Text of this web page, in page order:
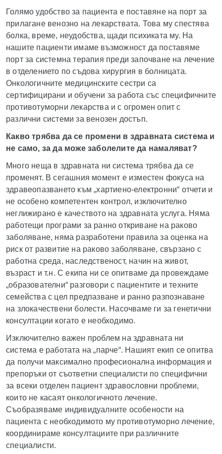
Голямо удобство за пациента е поставяне на порт за
прилагане венозно на лекарствата. Това му спестява
болка, време, неудобства, щади психиката му. На
нашите пациенти имаме възможност да поставяме
порт за системна терапия преди започване на лечение
в отделението по съдова хирургия в болницата.
Онкологичните медицинските сестри са
сертифицирани и обучени за работа със специфичните
противотуморни лекарства и с огромен опит с
различни системи за венозен достъп.
Какво трябва да се промени в здравната система и
не само, за да може заболелите да намаляват?
Много неща в здравната ни система трябва да се
променят. В сегашния момент е изместен фокуса на
здравеопазването към „хартиено-електронни“ отчети и
не особено компетентен контрол, изключително
неглижирано е качеството на здравната услуга. Няма
работещи програми за ранно откриване на раково
заболяване, няма разработени правила за оценка на
риск от развитие на раково заболяване, свързано с
работна среда, наследственост, начин на живот,
възраст и т.н. С екипа ни се опитваме да провеждаме
„образователни“ разговори с пациентите и техните
семейства с цел предпазване и ранно разпознаване
на злокачествени болести. Насочваме ги за генетични
консултации когато е необходимо.
Изключително важен проблем на здравната ни
система е работата на „парче“. Нашият екип се опитва
да получи максимално професионална информация и
препоръки от съответни специалисти по специфични
за всеки отделен пациент здравословни проблеми,
които не касаят онкологичното лечение.
Съобразяваме индивидуалните особености на
пациента с необходимото му противотуморно лечение,
координираме консултациите при различните
специалисти.